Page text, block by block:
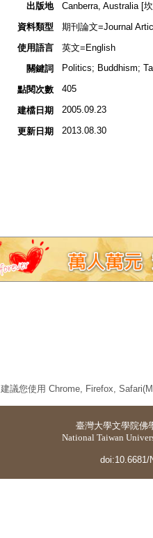
出版地
Canberra, Australia [
資料類型
期刊論文=Journal
使用語言
英文=English
關鍵詞
Politics; Buddhism;
點閱次數 405
建檔日期 2005.09.23
更新日期 2013.08.30
建議您使用 Chrome, Firefox,
臺灣大學文學院佛
National Taiwan
doi:10.6681/